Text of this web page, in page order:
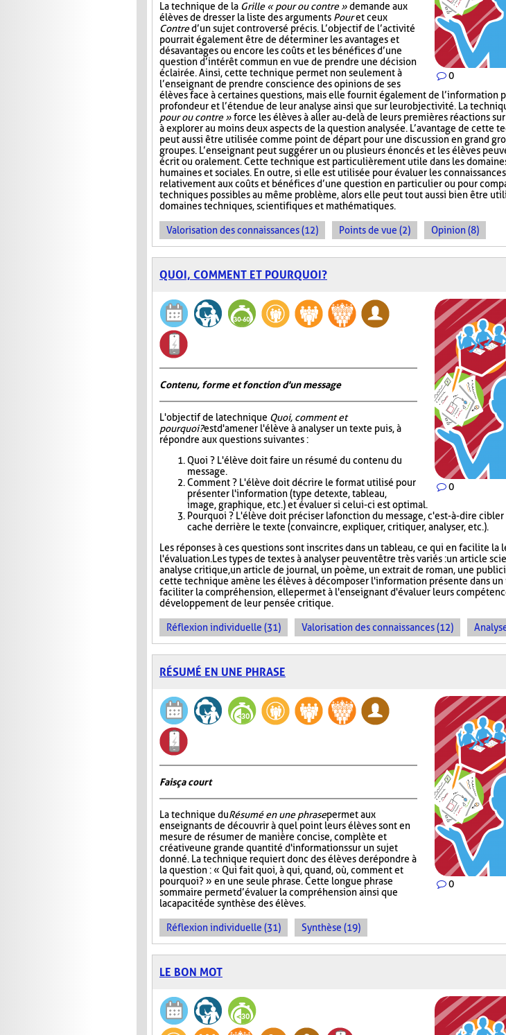
0
La technique de la Grille « pour ou contre »demande aux
élèves de dresser la liste des arguments Pouret ceux
Contred’un sujet controversé précis. L’objectif de l’activité
pourrait également être de déterminer les avantages et
désavantages ou encore les coûts et les bénéfices d’une
question d’intérêt commun en vue de prendre une décision
éclairée. Ainsi, cette technique permet non seulement à
l’enseignant de prendre conscience des opinions de ses
élèves face à certaines questions, mais elle fournit également de l’information
profondeur et l’étendue de leur analyse ainsi que sur leur objectivité. La
pour ou contre »force les élèves à aller au-delà de leurs premières réactions
à explorer au moins deux aspects de la question analysée. L’avantage de cette
peut aussi être utilisée comme point de départ pour une discussion en grand
groupes. L’enseignant peut suggérer un ou plusieurs énoncés et les élèves
écrit ou oralement. Cette technique est particulièrement utile dans les
humaines et sociales. En outre, si elle est utilisée pour évaluer les
relativement aux coûts et bénéfices d’une question en particulier ou pour
techniques possibles au même problème, alors elle peut tout aussi bien être
domaines techniques, scientifiques et mathématiques.
Valorisation des connaissances (12) Points de vue (2) Opinion (8)
QUOI, COMMENT ET POURQUOI?
0
Contenu, forme et fonction d'un message
L'objectif de la technique Quoi, comment et
pourquoi?est d'amener l'élève à analyser un texte puis, à
répondre aux questions suivantes :
Quoi ? L'élève doit faire un résumé du contenu du
message.
Comment ? L'élève doit décrire le format utilisé pour
présenter l'information (type de texte, tableau,
image, graphique, etc.) et évaluer si celui-ci est optimal.
Pourquoi ? L'élève doit préciser la fonction du message, c'est-à-dire
cache derrière le texte (convaincre, expliquer, critiquer, analyser, etc.).
Les réponses à ces questions sont inscrites dans un tableau, ce qui en facilite la
l'évaluation. Les types de textes à analyser peuvent être très variés : un article
analyse critique, un article de journal, un poème, un extrait de roman, une
cette technique amène les élèves à décomposer l'information présente dans un
faciliter la compréhension, elle permet à l'enseignant d'évaluer leurs
développement de leur pensée critique.
Réflexion individuelle (31) Valorisation des connaissances (12)
RÉSUMÉ EN UNE PHRASE
0
Fais ça court
La technique duRésumé en une phrasepermet aux
enseignants de découvrir à quel point leurs élèves sont en
mesure de résumer de manière concise, complète et
créative une grande quantité d'informations sur un sujet
donné. La technique requiert donc des élèves de répondre à
la question : « Qui fait quoi, à qui, quand, où, comment et
pourquoi? » en une seule phrase. Cette longue phrase
sommaire permet d’évaluer la compréhension ainsi que
la capacité de synthèse des élèves.
Réflexion individuelle (31) Synthèse (19)
LE BON MOT